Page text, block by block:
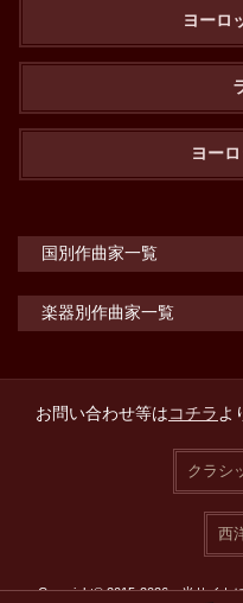
ヨーロ
ヨー
国別作曲家一覧
楽器別作曲家一覧
お問い合わせ等はコチラよ
クラシ
西
Copyright© 2015-2026 当サイト